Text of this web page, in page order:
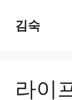
content
김숙
라이